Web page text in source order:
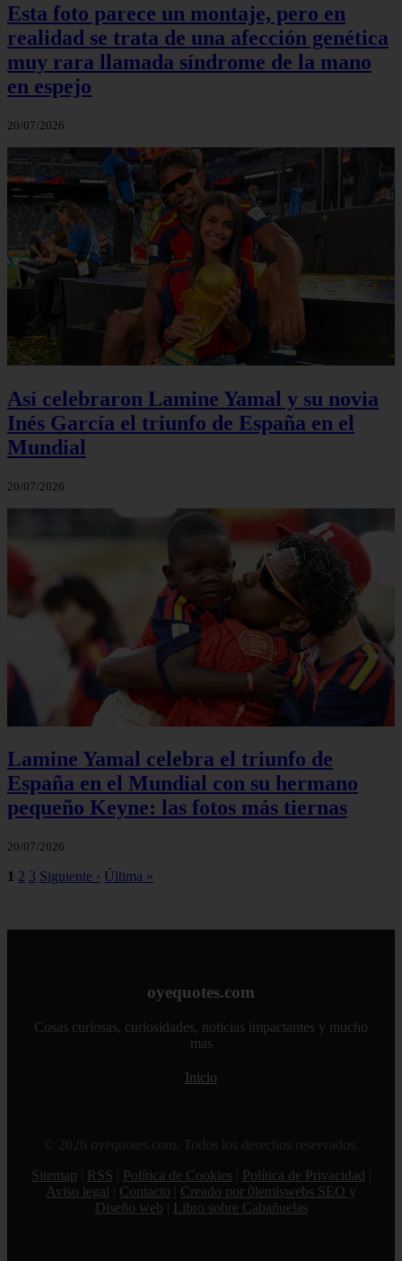
Esta foto parece un montaje, pero en
realidad se trata de una afección genética
muy rara llamada síndrome de la mano
en espejo
20/07/2026
Así celebraron Lamine Yamal y su novia
Inés García el triunfo de España en el
Mundial
20/07/2026
Lamine Yamal celebra el triunfo de
España en el Mundial con su hermano
pequeño Keyne: las fotos más tiernas
20/07/2026
1 2 3 Siguiente › Última »
oyequotes.com
Cosas curiosas, curiosidades, noticias impactantes y mucho
mas
Inicio
© 2026 oyequotes.com. Todos los derechos reservados.
Sitemap
RSS Política de Cookies Política de Privacidad
Aviso legal
Contacto
Creado por 0lemiswebs SEO y
Diseño web
Libro sobre Cabañuelas